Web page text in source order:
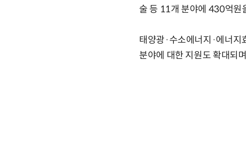
술 등 11개 분야에 430억원
태양광·수소에너지·에너지
분야에 대한 지원도 확대되